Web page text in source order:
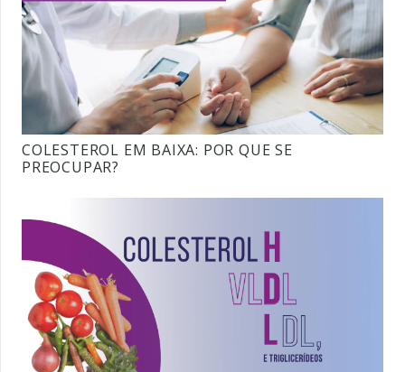
COLESTEROL EM BAIXA: POR QUE SE
PREOCUPAR?